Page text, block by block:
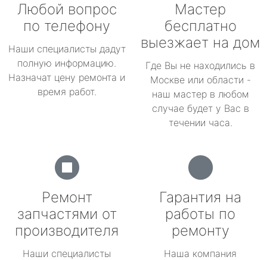
Любой вопрос
по телефону
Наши специалисты дадут
полную информацию.
Назначат цену ремонта и
время работ.
Мастер
бесплатно
выезжает на дом
Где Вы не находились в
Москве или области -
наш мастер в любом
случае будет у Вас в
течении часа.
Ремонт
запчастями от
производителя
Наши специалисты
Гарантия на
работы по
ремонту
Наша компания